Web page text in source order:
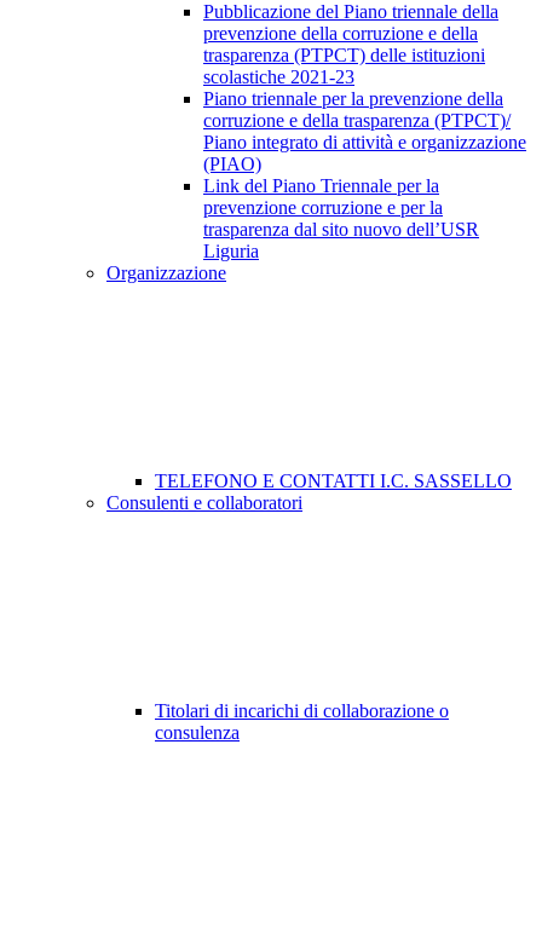
Pubblicazione del Piano triennale della
prevenzione della corruzione e della
trasparenza (PTPCT) delle istituzioni
scolastiche 2021-23
Piano triennale per la prevenzione della
corruzione e della trasparenza (PTPCT)/
Piano integrato di attività e organizzazione
(PIAO)
Link del Piano Triennale per la
prevenzione corruzione e per la
trasparenza dal sito nuovo dell’USR
Liguria
Organizzazione
TELEFONO E CONTATTI I.C. SASSELLO
Consulenti e collaboratori
Titolari di incarichi di collaborazione o
consulenza